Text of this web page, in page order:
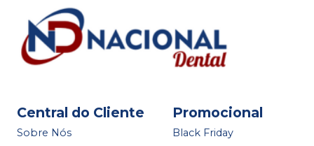
Central do Cliente
Sobre Nós
Promocional
Black Friday